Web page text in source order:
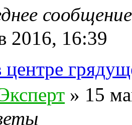
2016, 16:39
центре
» 15